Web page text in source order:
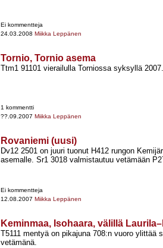
Ei kommentteja
24.03.2008 Miikka Leppänen
Tornio, Tornio asema
Ttm1 91101 vierailulla Torniossa syksyllä 2007.
1 kommentti
??.09.2007 Miikka Leppänen
Rovaniemi (uusi)
Dv12 2501 on juuri tuonut H412 rungon
asemalle. Sr1 3018 valmistautuu vetämään
Ei kommentteja
12.08.2007 Miikka Leppänen
Keminmaa, Isohaara, välillä
T5111 mentyä on pikajuna 708:n vuoro ylittää
vetämänä.